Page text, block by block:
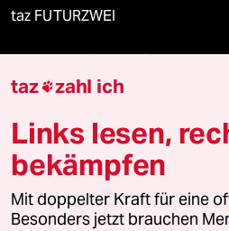
taz FUTURZWEI
Le Monde diplomatique
Mehr taz Angebote
taz zahl ich
Links lesen,
bekämpfen
Mit doppelter Kraft für eine
Besonders jetzt brauchen